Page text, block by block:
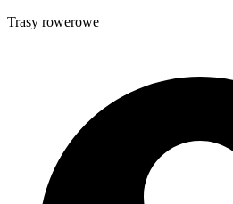
Trasy rowerowe